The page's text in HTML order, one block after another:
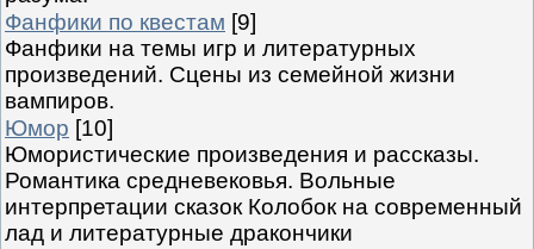
Фанфики по квестам [9]
Фанфики на темы игр и литературных
произведений. Сцены из семейной жизни
вампиров.
Юмор [10]
Юмористические произведения и рассказы.
Романтика средневековья. Вольные
интерпретации сказок Колобок на современный
лад и литературные дракончики